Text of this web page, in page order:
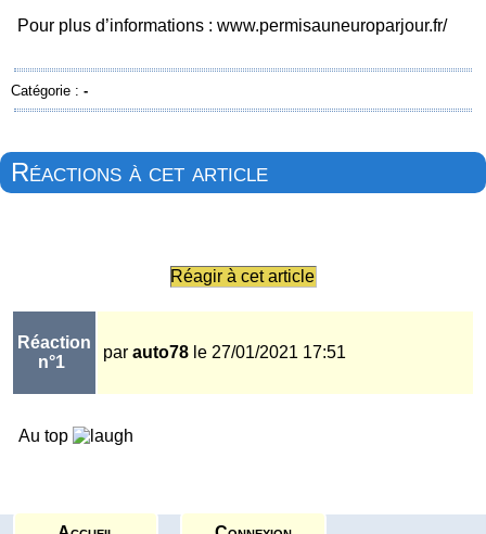
Pour plus d’informations : www.permisauneuroparjour.fr/
Catégorie : -
Réactions à cet article
Réagir à cet article
Réaction
n°1
par auto78 le 27/01/2021 17:51
Au top